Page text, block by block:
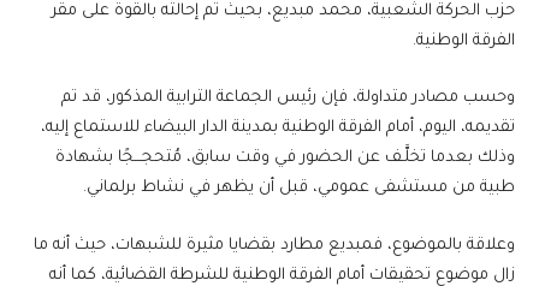
حزب الحركة الشعبية، محمد مبديع، بحيث تم إحالته بالقوة على مقر
الفرقة الوطنية.
وحسب مصادر متداولة، فإن رئيس الجماعة الترابية المذكور، قد تم
تقديمه، اليوم، أمام الفرقة الوطنية بمدينة الدار البيضاء للاستماع إليه،
وذلك بعدما تخلَّـف عن الحضور في وقت سابق، مُتحجـــجًا بشهادة
طبية من مستشفى عمومي، قبل أن يظهر في نشاط برلماني.
وعلاقة بالموضوع، فمبديع مطارد بقضايا مثيرة للشبهات، حيث أنه ما
زال موضوع تحقيقات أمام الفرقة الوطنية للشرطة القضائية، كما أنه